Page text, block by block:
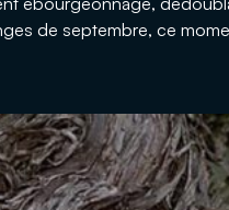
de septembre, ce